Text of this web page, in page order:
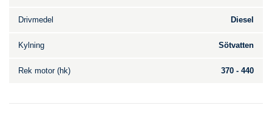
Drivmedel Diesel
Kylning Sötvatten
Rek motor (hk) 370 - 440